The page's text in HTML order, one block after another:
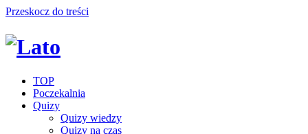
Przeskocz do treści
TOP
Poczekalnia
Quizy
Quizy wiedzy
Quizy na czas